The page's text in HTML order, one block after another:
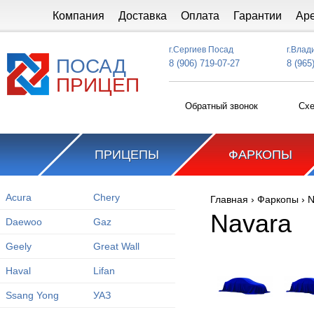
Компания Доставка Оплата Гарантии
ПОСАД
ПРИЦЕП
г.Сергиев Посад
8 (906) 719-07-27 8
Обратный звонок
ПРИЦЕПЫ ФАРКОПЫ
Acura Chery
Daewoo Gaz
Geely Great Wall
Haval Lifan
Ssang Yong УАЗ
Вы здесь
Главная › Фаркопы ›
Navara